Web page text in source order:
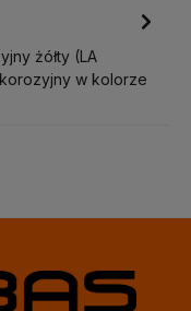
żółty (LA
w kolorze